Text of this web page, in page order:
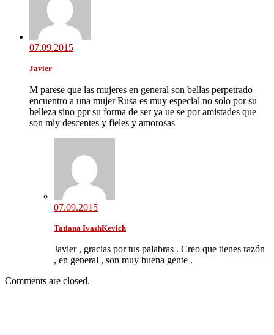
07.09.2015
Javier
M parese que las mujeres en general son bellas perpetrado
encuentro a una mujer Rusa es muy especial no solo por su
belleza sino ppr su forma de ser ya ue se por amistades que
son miy descentes y fieles y amorosas
07.09.2015
Tatiana IvashKevich
Javier , gracias por tus palabras . Creo que tienes razón
, en general , son muy buena gente .
Comments are closed.